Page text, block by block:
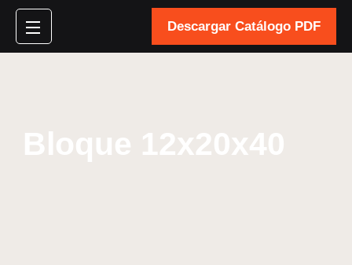
Descargar Catálogo PDF
Bloque 12x20x40